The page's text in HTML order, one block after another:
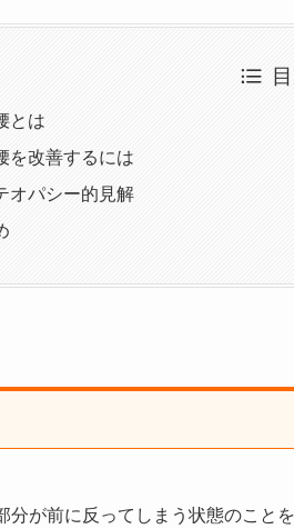
とは
を改善するには
オパシー的見解
分が前に反ってしまう状態のこと